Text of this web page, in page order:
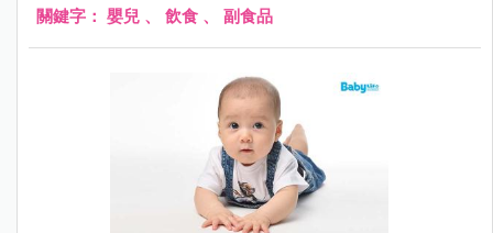
關鍵字： 嬰兒 、 飲食 、 副食品